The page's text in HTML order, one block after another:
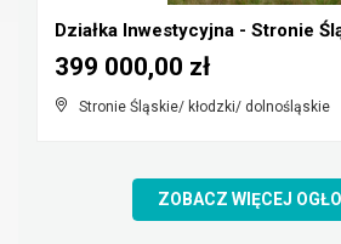
Działka Inwestycyjna - Stronie
Stronie Śląskie/ kłodzki/ dolnośląskie
399 000,00 zł
ZOBACZ WIĘCEJ